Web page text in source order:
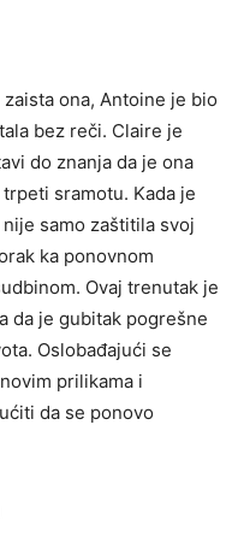
ona, Antoine je bio
bez reči. Claire je
do znanja da je ona
sramotu. Kada je
samo zaštitila svoj
ka ponovnom
Ovaj trenutak je
da je gubitak pogrešne
Oslobađajući se
prilikama i
da se ponovo